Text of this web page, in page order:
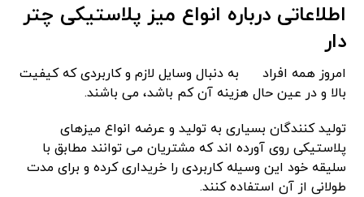
اطلاعاتی درباره انواع میز پلاستیکی چتر
دار
امروز همه افراد
به دنبال وسایل لازم و کاربردی که کیفیت
بالا و در عین حال هزینه آن کم باشد، می باشند.
تولید کنندگان بسیاری به تولید و عرضه انواع میزهای
پلاستیکی روی آورده اند که مشتریان می توانند مطابق با
سلیقه خود این وسیله کاربردی را خریداری کرده و برای مدت
طولانی از آن استفاده کنند.